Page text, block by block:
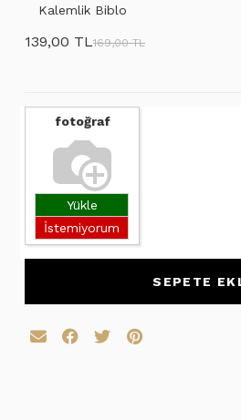
Kalemlik Biblo
139,00 TL169,00 TL
fotoğraf
Yükle
İstemiyorum
SEPETE